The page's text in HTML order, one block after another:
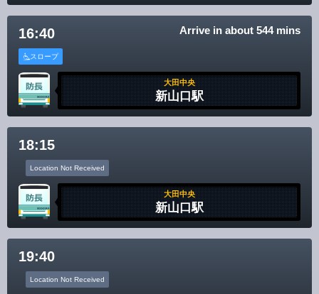
16:40 Arrive in about 544 mins
スロープ
大田中央
新山口駅
18:15
Location Not Received
大田中央
新山口駅
19:40
Location Not Received